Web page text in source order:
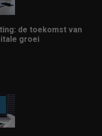
de toekomst van
groei